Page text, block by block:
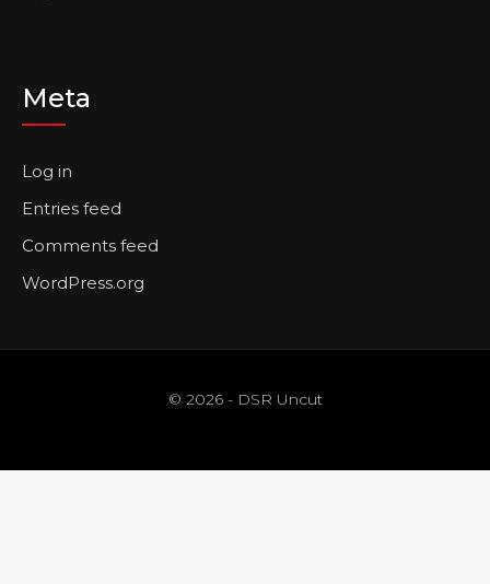
Meta
Log in
Entries feed
Comments feed
WordPress.org
© 2026 - DSR Uncut